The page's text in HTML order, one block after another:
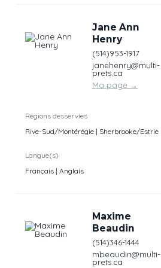
Jane Ann
Henry
(514)953-1917
janehenry@multi-
prets.ca
Ma page →
Régions desservies
Rive-Sud/Montérégie | Sherbrooke/Estrie
Langue(s)
Français | Anglais
Maxime
Beaudin
(514)346-1444
mbeaudin@multi-
prets.ca